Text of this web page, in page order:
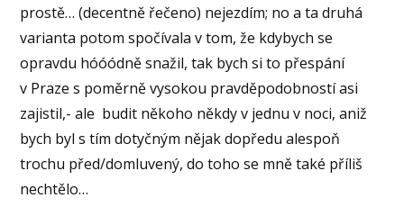
prostě… (decentně řečeno) nejezdím; no a ta druhá
varianta potom spočívala v tom, že kdybych se
opravdu hóóódně snažil, tak bych si to přespání
v Praze s poměrně vysokou pravděpodobností asi
zajistil,- ale budit někoho někdy v jednu v noci, aniž
bych byl s tím dotyčným nějak dopředu alespoň
trochu před/domluvený, do toho se mně také příliš
nechtělo…